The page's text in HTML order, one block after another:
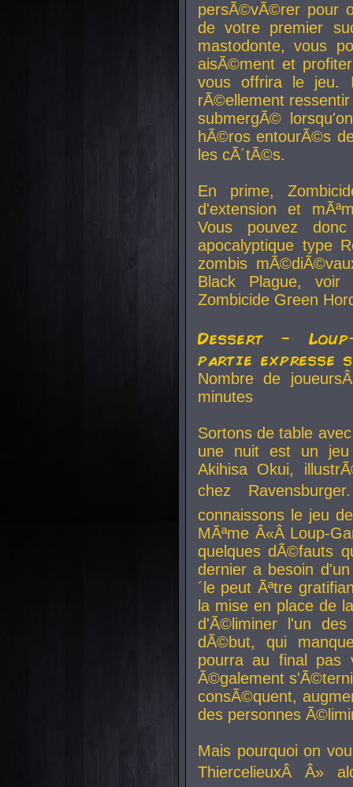
persÃ©vÃ©rer pour
de votre premier
mastodonte, vous
aisÃ©ment et
vous offrira le jeu.
rÃ©ellement
submergÃ©
hÃ©ros entourÃ©s
les cÃ´tÃ©s.
En prime,
d'extension et
Vous pouvez
apocalyptique type
zombis
Black Plague,
Zombicide Green
Dessert -
partie expresse
Nombre de
minutes
Sortons de table
une nuit est un
Akihisa Okui,
chez
connaissons le jeu
MÃªme Â«Â Loup-
quelques dÃ©fauts
dernier a besoin
´le peut Ãªtre
la mise en place de
d'Ã©liminer l'un
dÃ©but, qui
pourra au final pas
Ã©galement
consÃ©quent,
des personnes
Mais pourquoi on
ThiercelieuxÂ Â»